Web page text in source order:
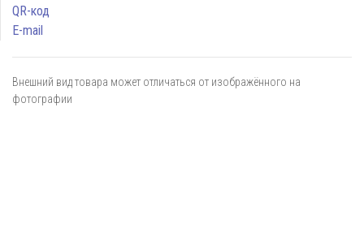
QR-код
E-mail
Внешний вид товара может отличаться от изображённого на
фотографии